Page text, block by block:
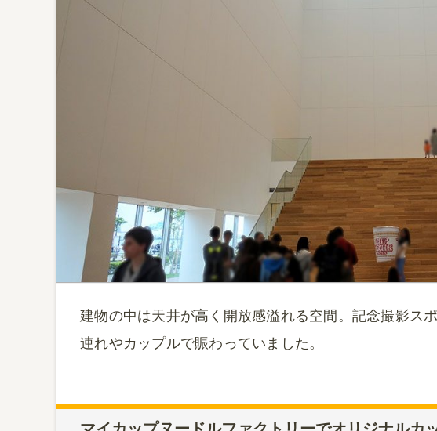
建物の中は天井が高く開放感溢れる空間。記念撮影ス
連れやカップルで賑わっていました。